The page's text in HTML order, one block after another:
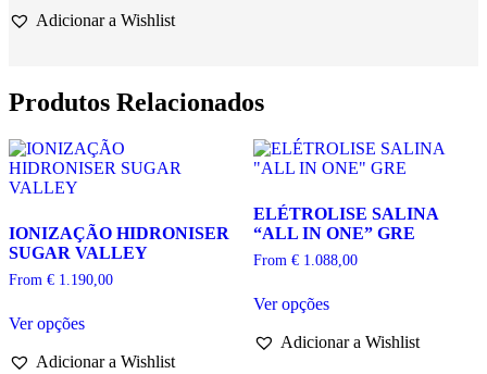
DOMOTIC
Adicionar a Wishlist
Produtos Relacionados
IONIZAÇÃO HIDRONISER
SUGAR VALLEY
From € 1.190,00
Ver opçõesproduct
multiple
Adicionar a Wishlist
ELÉTROLISE SALINA
“ALL IN ONE” GRE
From €1.088,00
Ver opçõesproduct
multiple
Adicionar a Wishlist